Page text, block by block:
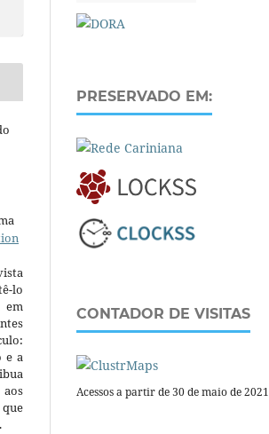
lo
em
e a
PRESERVADO EM:
CONTADOR DE VISITAS
Acessos a partir de 30 de maio de 2021